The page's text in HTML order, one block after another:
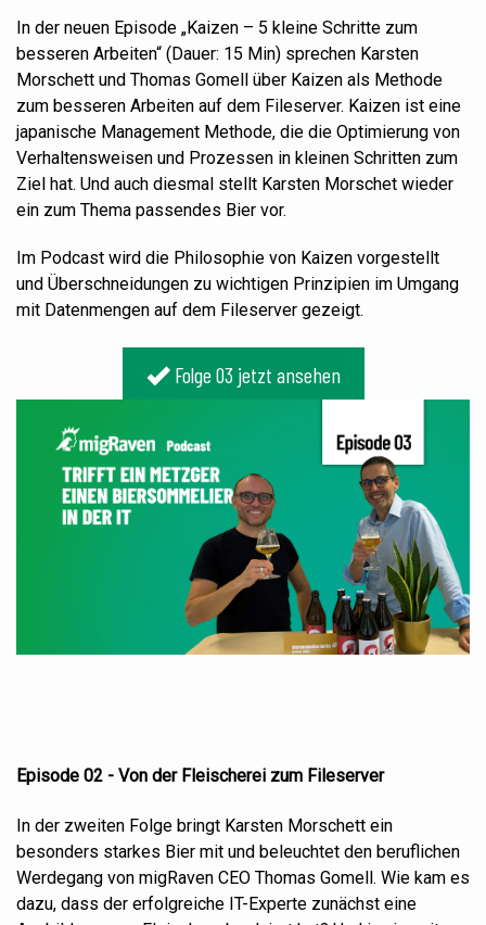
In der neuen Episode „Kaizen – 5 kleine Schritte zum
besseren Arbeiten“ (Dauer: 15 Min) sprechen Karsten
Morschett und Thomas Gomell über Kaizen als Methode
zum besseren Arbeiten auf dem Fileserver. Kaizen ist eine
japanische Management Methode, die die Optimierung von
Verhaltensweisen und Prozessen in kleinen Schritten zum
Ziel hat. Und auch diesmal stellt Karsten Morschet wieder
ein zum Thema passendes Bier vor.
Im Podcast wird die Philosophie von Kaizen vorgestellt
und Überschneidungen zu wichtigen Prinzipien im Umgang
mit Datenmengen auf dem Fileserver gezeigt.
Folge 03 jetzt ansehen
Episode 02 - Von derFleischerei zum Fileserver
In der zweiten Folge bringt Karsten Morschett ein
besonders starkes Bier mit und beleuchtet den beruflichen
Werdegang von migRaven CEO Thomas Gomell. Wie kam es
dazu, dass der erfolgreiche IT-Experte zunächst eine